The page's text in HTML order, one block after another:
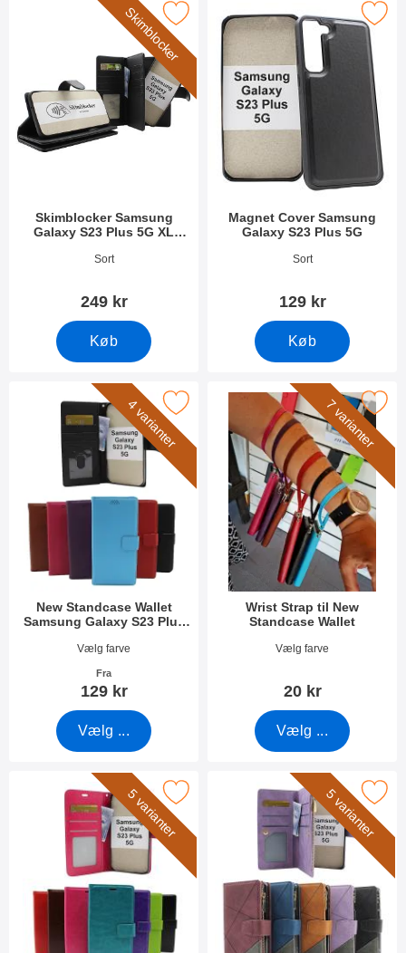
Skimblocker
Skimblocker Samsung
Galaxy S23 Plus 5G XL
Varenr 54720Sort
249 kr
Køb
Samsung Galaxy S23 Plus 5G XL Magnet Mobilcover som
Magnet Cover Samsung
Galaxy S23 Plus 5G
Varenr 47584Sort
129 kr
Køb
Marker magnet Cover Samsung
4 varianter
New Standcase Wallet
Samsung Galaxy S23 Plus
Varenr 47561Vælg farve
Fra
129 kr
Vælg ...
Standcase Wallet Samsung Galaxy S23 Plus 5G som favorit
7 varianter
Wrist Strap til New
Standcase Wallet
Varenr 40789Vælg farve
20 kr
Vælg ...
Marker wrist Strap til New
5 varianter
Horse Wallet Samsung Galaxy S23 Plus 5G som favorit
5 varianter
Marker xL Standcase Luxwallet